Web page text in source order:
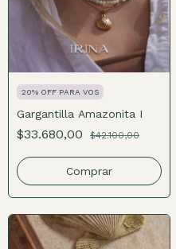
20% OFF PARA VOS
Gargantilla Amazonita I
$33.680,00 $42.100,00
Comprar